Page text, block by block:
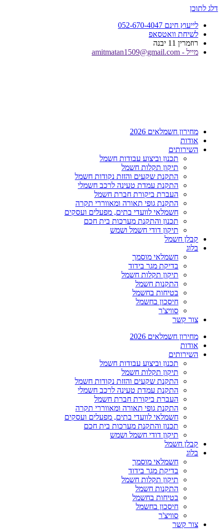
דלג לתוכן
לייעוץ חינם 052-670-4047
לשיחת וואטסאפ
רוזמרין 11 יבנה
מייל - amitmatan1509@gmail.com
מחירון חשמלאים 2026
אודות
השירותים
תכנון וביצוע עבודות חשמל
תיקון תקלות חשמל
התקנת שקעים והזזת נקודות חשמל
התקנת עמדת טעינה לרכב חשמלי
העברת ביקורת חברת חשמל
התקנת גופי תאורה ומאווררי תקרה
חשמלאי לוועדי בתים, מפעלים ועסקים
תכנון והתקנת מערכות בית חכם
תיקון דודי חשמל ושמש
קבלן חשמל
בלוג
חשמלאי מוסמך
בדיקת מגר בידוד
תיקון תקלות חשמל
התקנות חשמל
בטיחות בחשמל
חיסכון בחשמל
סוויצ'ר
צור קשר
מחירון חשמלאים 2026
אודות
השירותים
תכנון וביצוע עבודות חשמל
תיקון תקלות חשמל
התקנת שקעים והזזת נקודות חשמל
התקנת עמדת טעינה לרכב חשמלי
העברת ביקורת חברת חשמל
התקנת גופי תאורה ומאווררי תקרה
חשמלאי לוועדי בתים, מפעלים ועסקים
תכנון והתקנת מערכות בית חכם
תיקון דודי חשמל ושמש
קבלן חשמל
בלוג
חשמלאי מוסמך
בדיקת מגר בידוד
תיקון תקלות חשמל
התקנות חשמל
בטיחות בחשמל
חיסכון בחשמל
סוויצ'ר
צור קשר